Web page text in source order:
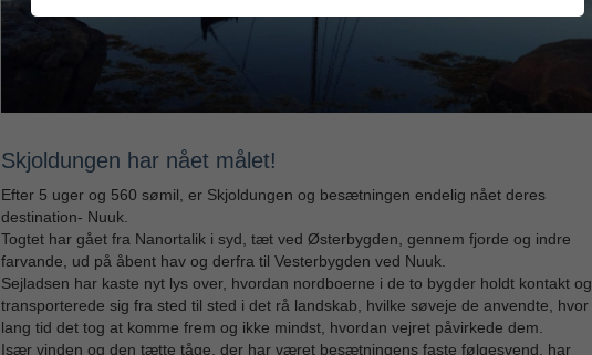
Skjoldungen har nået målet!
Efter 5 uger og 560 sømil, er Skjoldungen og besætningen endelig nået deres
destination- Nuuk.
Togtet har gået fra Nanortalik i syd, tæt ved Østerbygden, gennem fjorde og indre
farvande, ud på åbent hav og derfra til Vesterbygden ved Nuuk.
Sejladsen har kaste nyt lys over, hvordan nordboerne i de to bygder holdt kontakt og
transporterede sig fra sted til sted i det rå landskab, hvilke søveje de anvendte, hvor
lang tid det tog at komme frem og ikke mindst, hvordan vejret påvirkede dem.
Især vinden og den tætte tåge, der har været besætningens faste følgesvend, har